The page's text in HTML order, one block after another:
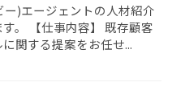
)エージェントの人材紹介
。 【仕事内容】 既存顧客
関する提案をお任せ...